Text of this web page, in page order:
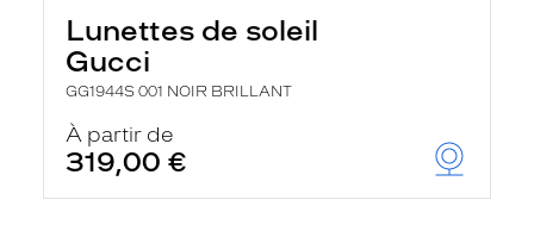
Lunettes de soleil
Gucci
GG1944S 001 NOIR BRILLANT
À partir de
319,00 €